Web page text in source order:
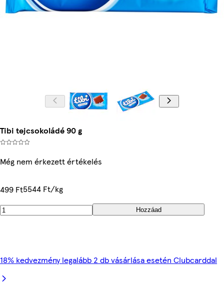
Tibi tejcsokoládé 90 g
Még nem érkezett értékelés
499 Ft5544 Ft/kg
Hozzáad
18% kedvezmény legalább 2 db vásárlása esetén Clubcarddal